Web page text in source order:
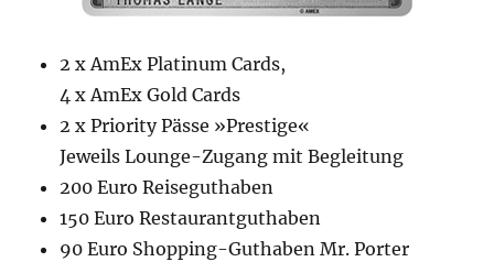
2 x AmEx Platinum Cards,
4 x AmEx Gold Cards
2 x Priority Pässe »Prestige«
Jeweils Lounge-Zugang mit Begleitung
200 Euro Reiseguthaben
150 Euro Restaurantguthaben
90 Euro Shopping-Guthaben Mr. Porter